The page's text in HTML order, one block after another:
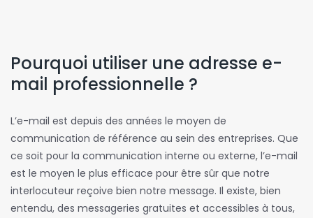
Pourquoi utiliser une adresse e-
mail professionnelle ?
L’e-mail est depuis des années le moyen de
communication de référence au sein des entreprises. Que
ce soit pour la communication interne ou externe, l’e-mail
est le moyen le plus efficace pour être sûr que notre
interlocuteur reçoive bien notre message. Il existe, bien
entendu, des messageries gratuites et accessibles à tous,